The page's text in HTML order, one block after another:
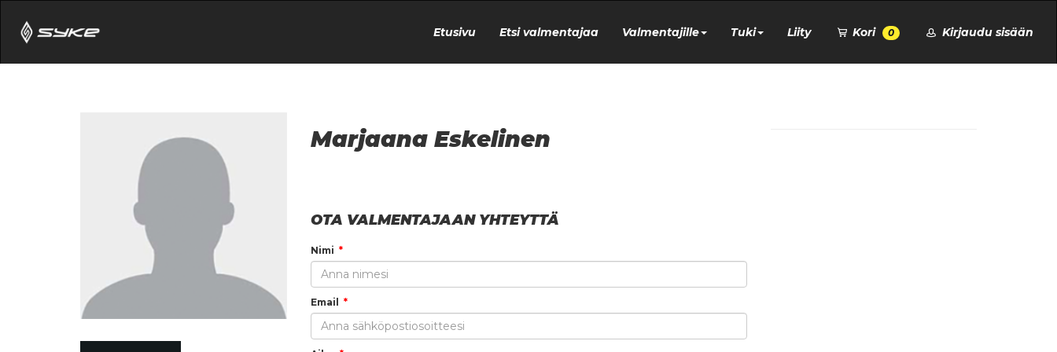
Etusivu Etsi valmentajaa Valmentajille Tuki Liity Kori 0 Kirjaudu sisään
Marjaana Eskelinen
OTA VALMENTAJAAN YHTEYTTÄ
Nimi
Email